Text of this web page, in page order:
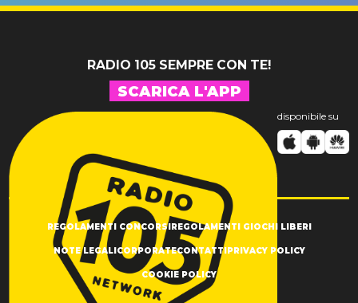
RADIO 105 SEMPRE CON TE!
SCARICA L'APP
disponibile su
REGOLAMENTI CONCORSIREGOLAMENTI GIOCHI LIBERI
NOTE LEGALICORPORATECONTATTIPRIVACY POLICY
COOKIE POLICY